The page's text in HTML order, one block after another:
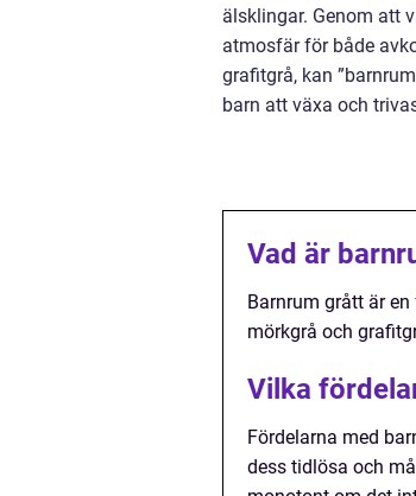
älsklingar. Genom att
atmosfär för både
grafitgrå, kan
barn att växa och
Vad är
Barnrum grått är
mörkgrå och
Vilka
Fördelarna med
dess tidlösa och